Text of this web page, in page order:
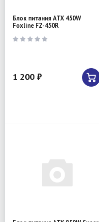
Блок питания ATX 450W
Foxline FZ-450R
1 200 ₽